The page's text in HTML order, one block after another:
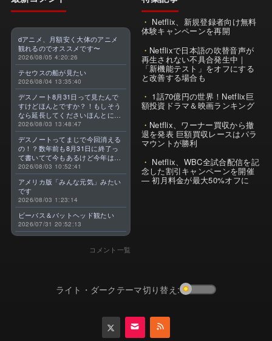
dアニメ、月額安く大体のアニメ
観れるのでオススメです〜
2026/08/05 4:20:26
テセウスの船が見たい
2026/08/04 13:35:40
デスノート8月31日って見たんで
すけどほんとですか？！もしそう
なら延長してくださいほんとに大
好きなんです😭
2026/08/03 13:48:47
デスノートってまじで今回消える
の！？数年前も8月31日に終了っ
て書いてて今もあるけど今年はま
じのやつ！？よくわからん！！で
きればなくならないでほしい！平
成アニメを振り返らせてくれっ
っ！！！！！！！
2026/08/03 10:52:41
アメリカ版「みんな元気」みたい
です
2026/08/03 1:23:14
ビーバス＆バットヘッド観たい
2026/07/31 20:52:13
コメント一覧
Netflix、新規登録者向け無料
体験キャンペーンを再開
Netflixで日本語の吹替音声が
再生されない不具合発生中｜
「新機能テスト」をオフにする
と改善する場合も
1話70億円の世界！Netflix巨
額投資ドラマ＆映画ランキング
Netflix、ワーナー買収から撤
退を発表 巨額買収レースはパラ
マウントが勝利
Netflix、WBC全試合配信を記
念した割引キャンペーンを開催
— 初月料金が最大50%オフに
ライト・ダークテーマ切り替え: